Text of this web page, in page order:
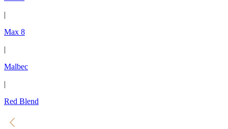
|
Max 8
|
Malbec
|
Red Blend